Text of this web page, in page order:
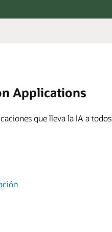
Applications
que lleva la IA a